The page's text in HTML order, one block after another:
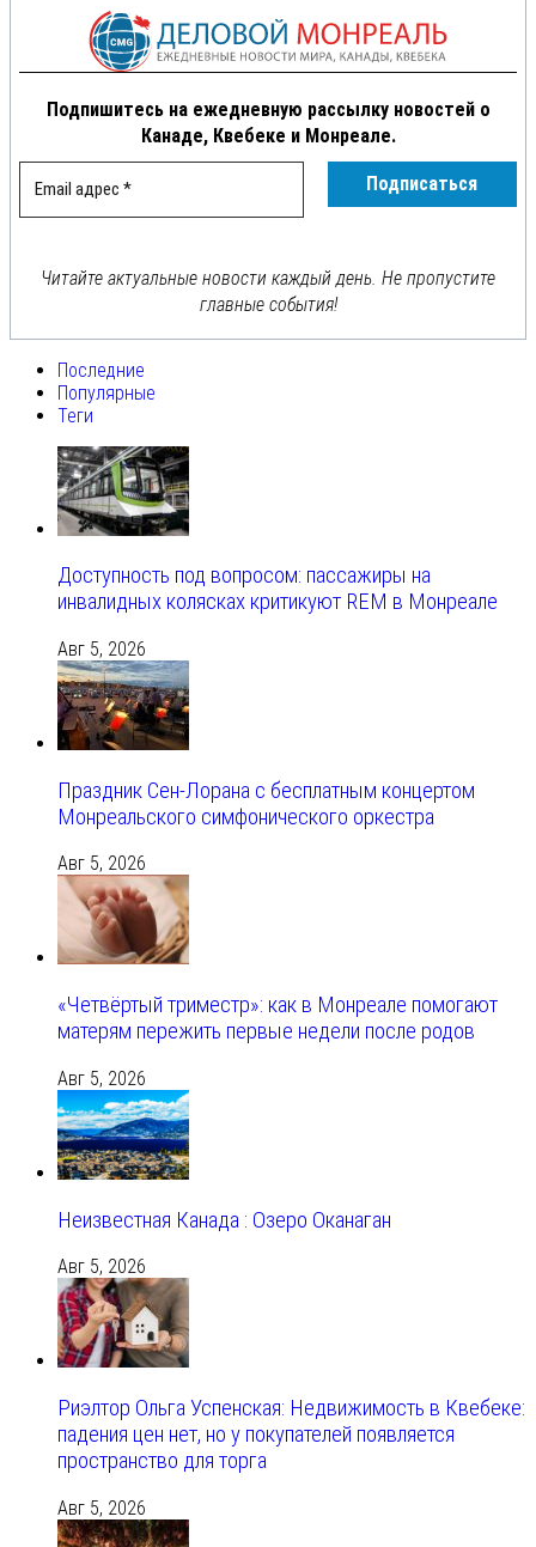
Подпишитесь на ежедневную рассылку новостей о
Канаде, Квебеке и Монреале.
Читайте актуальные новости каждый день. Не пропустите
главные события!
Последние
Популярные
Теги
Доступность под вопросом: пассажиры на
инвалидных колясках критикуют REM в Монреале
Авг 5, 2026
Праздник Сен-Лорана с бесплатным концертом
Монреальского симфонического оркестра
Авг 5, 2026
«Четвёртый триместр»: как в Монреале помогают
матерям пережить первые недели после родов
Авг 5, 2026
Неизвестная Канада : Озеро Оканаган
Авг 5, 2026
Риэлтор Ольга Успенская: Недвижимость в Квебеке:
падения цен нет, но у покупателей появляется
пространство для торга
Авг 5, 2026